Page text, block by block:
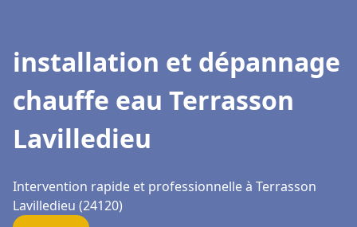
installation et dépannage
chauffe eau Terrasson
Lavilledieu
Intervention rapide et professionnelle à Terrasson
Lavilledieu (24120)